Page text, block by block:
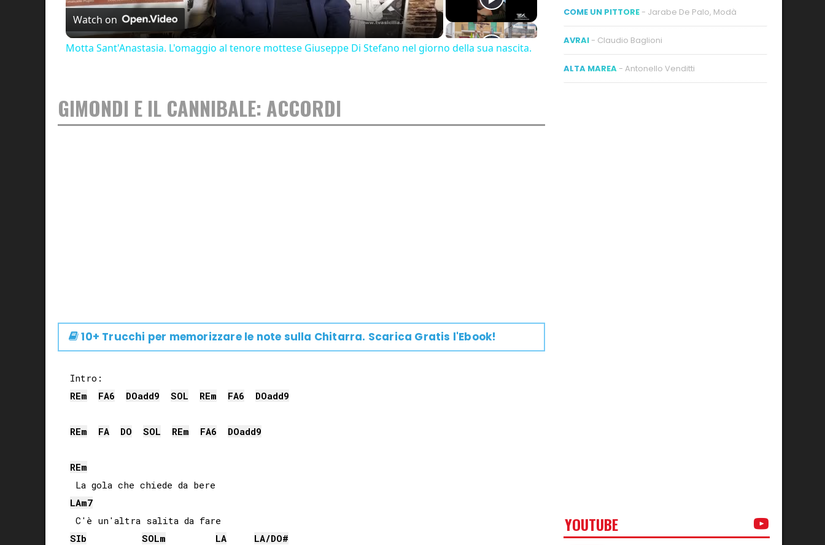
Watch on
Motta Sant'Anastasia. L'omaggio al tenore mottese Giuseppe Di Stefano nel giorno della sua nascita.
GIMONDI E IL CANNIBALE: ACCORDI
10+ Trucchi per memorizzare le note sulla Chitarra. Scarica Gratis l'Ebook!
REm FA6 DOadd9 SOL REm FA6 DOadd9
REm FA DO SOL REm FA6 DOadd9
REm
LAm7
SIb
SOLm LA LA/DO#
COME UN PITTORE - Jarabe De Palo, Modà
AVRAI - Claudio Baglioni
ALTA MAREA - Antonello Venditti
YOUTUBE